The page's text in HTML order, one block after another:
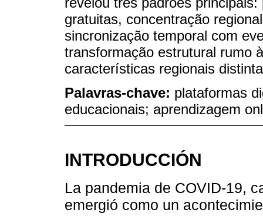
gratuitas, concentração
sincronização temporal com
transformação estrutural rumo
características regionais
Palavras-chave: plataformas
educacionais; aprendizagem
INTRODUCCIÓN
La pandemia de COVID-19,
emergió como un